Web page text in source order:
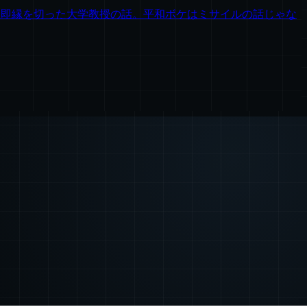
縁を切った大学教授の話。平和ボケはミサイルの話じゃな